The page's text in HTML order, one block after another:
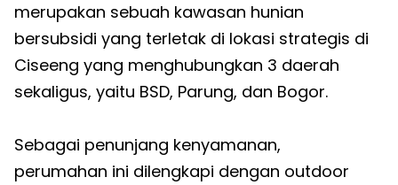
merupakan sebuah kawasan hunian
bersubsidi yang terletak di lokasi strategis di
Ciseeng yang menghubungkan 3 daerah
sekaligus, yaitu BSD, Parung, dan Bogor.
Sebagai penunjang kenyamanan,
perumahan ini dilengkapi dengan outdoor